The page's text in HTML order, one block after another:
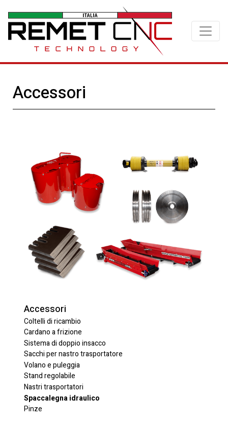
Accessori
Accessori
Coltelli di ricambio
Cardano a frizione
Sistema di doppio insacco
Sacchi per nastro trasportatore
Volano e puleggia
Stand regolabile
Nastri trasportatori
Spaccalegna idraulico
Pinze